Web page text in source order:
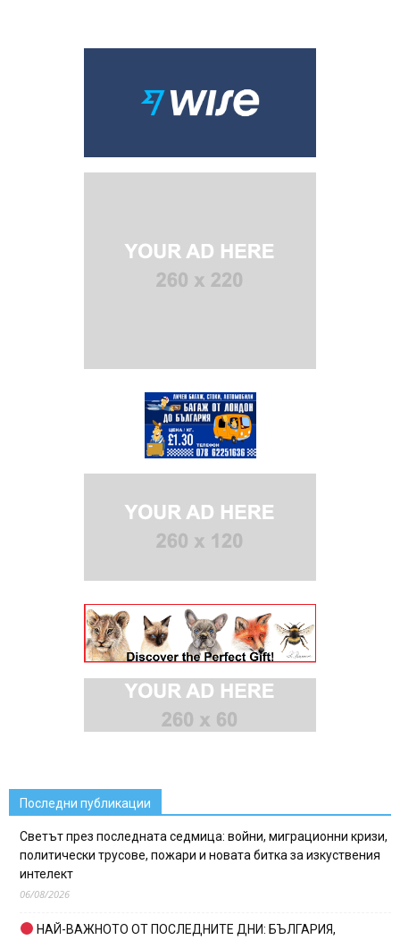
Последни публикации
Светът през последната седмица: войни, миграционни кризи,
политически трусове, пожари и новата битка за изкуствения
интелект
06/08/2026
НАЙ-ВАЖНОТО ОТ ПОСЛЕДНИТЕ ДНИ: БЪЛГАРИЯ,